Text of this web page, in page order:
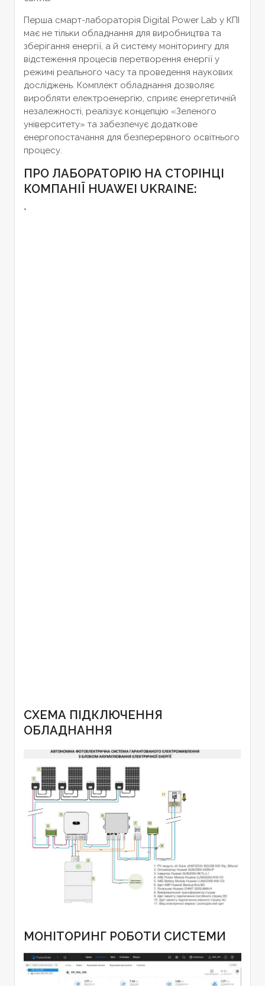
Перша смарт-лабораторія Digital Power Lab у КПІ
має не тільки обладнання для виробництва та
зберігання енергії, а й систему моніторингу для
відстеження процесів перетворення енергії у
режимі реального часу та проведення наукових
досліджень. Комплект обладнання дозволяє
виробляти електроенергію, сприяє енергетичній
незалежності, реалізує концепцію «Зеленого
університету» та забезпечує додаткове
енергопостачання для безперервного освітнього
процесу.
ПРО ЛАБОРАТОРІЮ НА СТОРІНЦІ
КОМПАНІЇ HUAWEI UKRAINE:
*
СХЕМА ПІДКЛЮЧЕННЯ
ОБЛАДНАННЯ
МОНІТОРИНГ РОБОТИ СИСТЕМИ